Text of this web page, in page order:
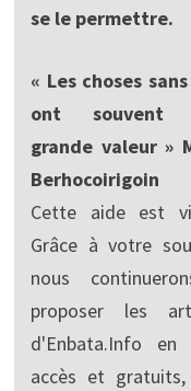
se le permettre.
« Les choses
ont souvent
grande valeur »
Berhocoirigoin
Cette aide est
Grâce à votre
nous
proposer les
d'Enbata.Info en
accès et